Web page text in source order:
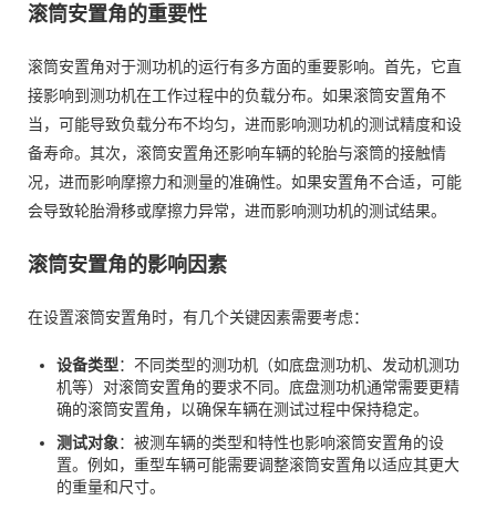
滚筒安置角的重要性
滚筒安置角对于测功机的运行有多方面的重要影响。首先，它直
接影响到测功机在工作过程中的负载分布。如果滚筒安置角不
当，可能导致负载分布不均匀，进而影响测功机的测试精度和设
备寿命。其次，滚筒安置角还影响车辆的轮胎与滚筒的接触情
况，进而影响摩擦力和测量的准确性。如果安置角不合适，可能
会导致轮胎滑移或摩擦力异常，进而影响测功机的测试结果。
滚筒安置角的影响因素
在设置滚筒安置角时，有几个关键因素需要考虑：
设备类型 ：不同类型的测功机（如底盘测功机、发动机测功
机等）对滚筒安置角的要求不同。底盘测功机通常需要更精
确的滚筒安置角，以确保车辆在测试过程中保持稳定。
测试对象 ：被测车辆的类型和特性也影响滚筒安置角的设
置。例如，重型车辆可能需要调整滚筒安置角以适应其更大
的重量和尺寸。